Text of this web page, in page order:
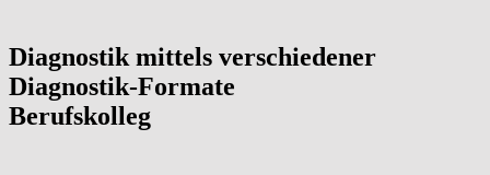
Diagnostik mittels verschiedener
Diagnostik-Formate
Berufskolleg